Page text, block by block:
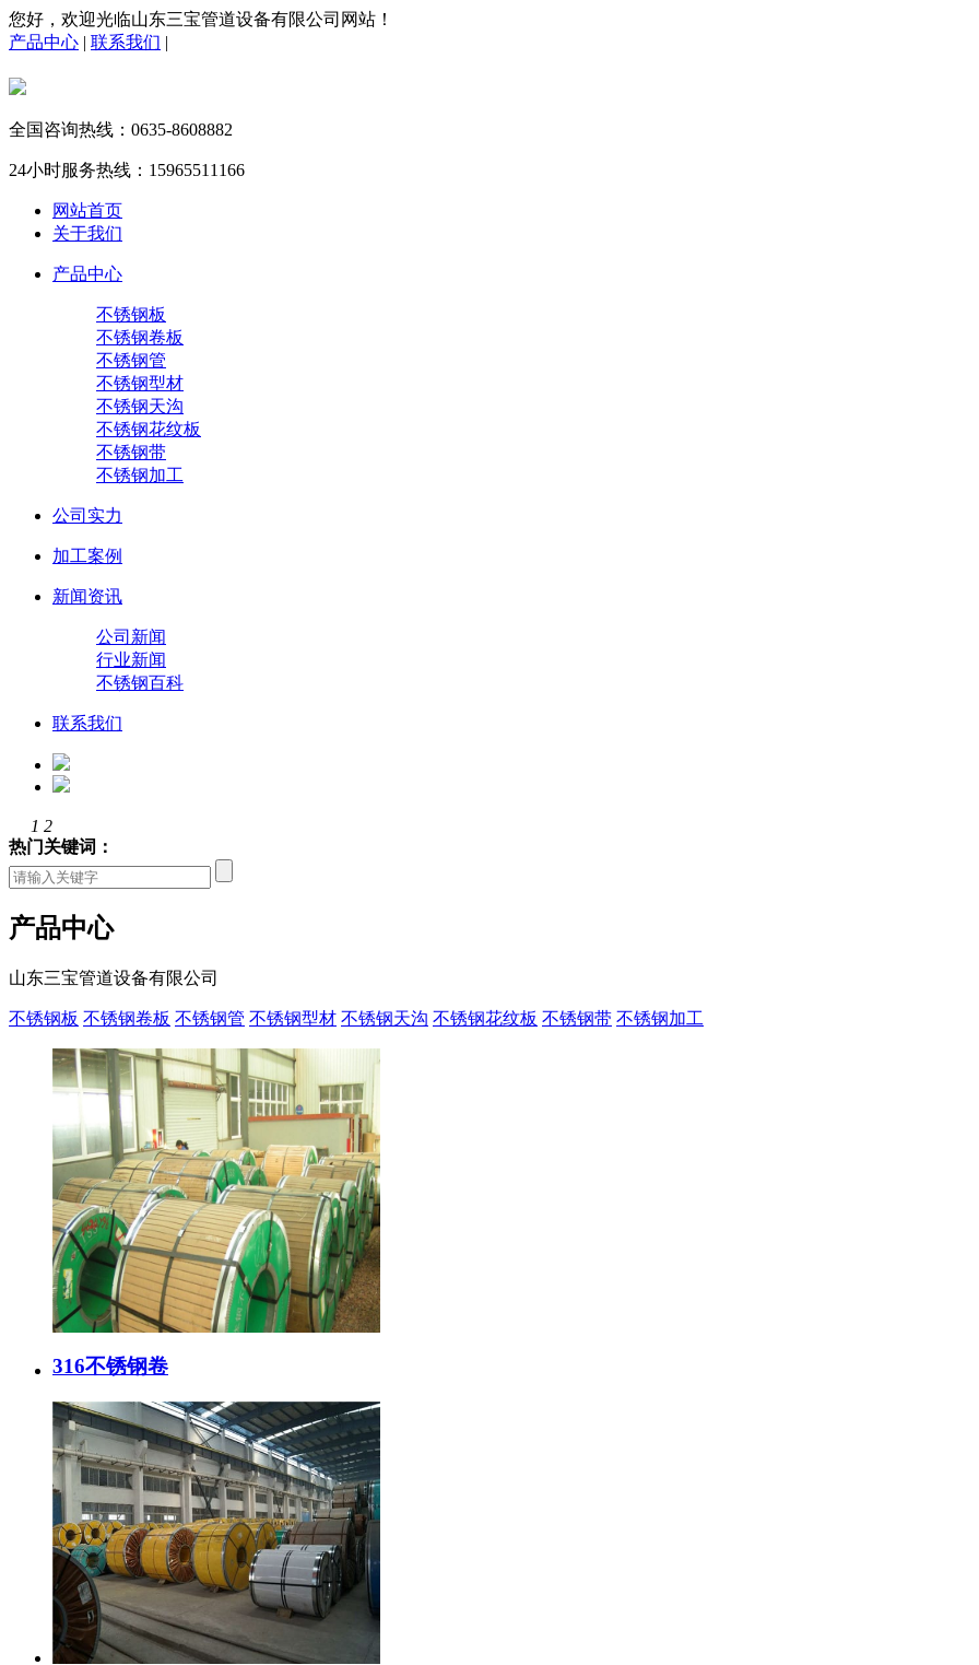
您好，欢迎光临山东三宝管道设备有限公司网站！
产品中心 | 联系我们 |
全国咨询热线： 0635-8608882
24小时服务热线： 15965511166
网站首页
关于我们
产品中心
不锈钢板
不锈钢卷板
不锈钢管
不锈钢型材
不锈钢天沟
不锈钢花纹板
不锈钢带
不锈钢加工
公司实力
加工案例
新闻资讯
公司新闻
行业新闻
不锈钢百科
联系我们
1 2
热门关键词：
产品中心
山东三宝管道设备有限公司
不锈钢板 不锈钢卷板 不锈钢管 不锈钢型材 不锈钢天沟 不锈钢花纹板 不锈钢带 不锈钢加工
316不锈钢卷